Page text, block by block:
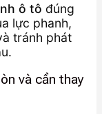
ô tô đúng
lực phanh,
tránh phát
và cần thay